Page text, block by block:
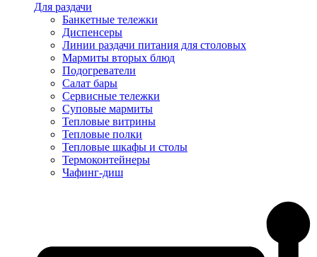
Для раздачи
Банкетные тележки
Диспенсеры
Линии раздачи питания для столовых
Мармиты вторых блюд
Подогреватели
Салат бары
Сервисные тележки
Суповые мармиты
Тепловые витрины
Тепловые полки
Тепловые шкафы и столы
Термоконтейнеры
Чафинг-диш